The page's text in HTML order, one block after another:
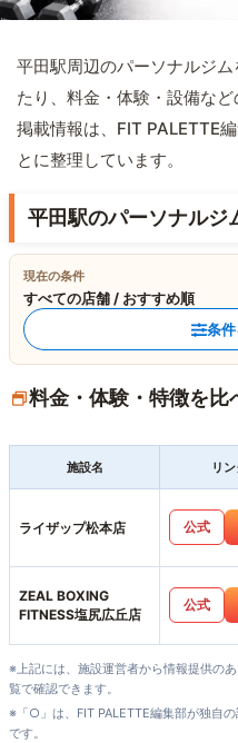
平田駅周辺のパーソナルジ
たり、料金・体験・設備など
掲載情報は、FIT PALETTE
とに整理しています。
平田駅のパーソナルジ
現在の条件
すべての店舗 / おすすめ順
条
料金・体験・特徴を比
施設名 リ
ライザップ松本店 公式
ZEAL BOXING
FITNESS塩尻広丘店
公式
※上記には、施設運営者から情報提供の
覧で確認できます。
※「○」は、FIT PALETTE編集部が独自
です。